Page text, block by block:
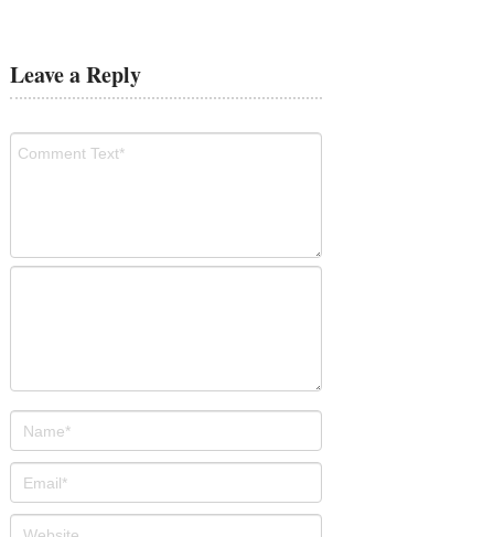
Leave a Reply